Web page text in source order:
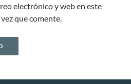
electrónico y web en este
que comente.